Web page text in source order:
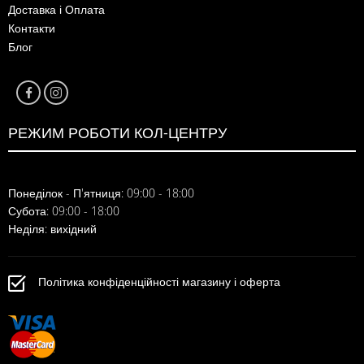
Доставка і Оплата
Контакти
Блог
РЕЖИМ РОБОТИ КОЛ-ЦЕНТРУ
Понеділок - П'ятниця: 09:00 - 18:00
Субота: 09:00 - 18:00
Неділя: вихідний
Політика конфіденційності магазину і оферта